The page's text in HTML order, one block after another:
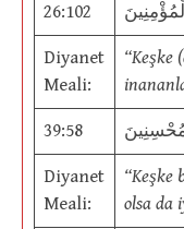
26:102
Diyanet
Meali:
“Keşke
39:58
Diyanet
Meali:
“Keşke
olsa da